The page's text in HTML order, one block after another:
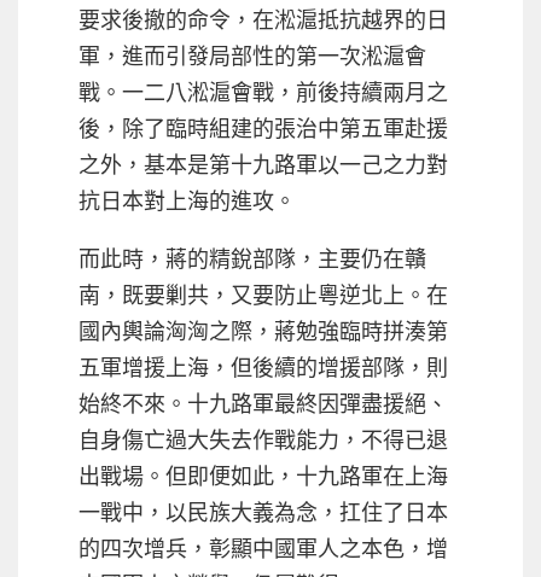
要求後撤的命令，在淞滬抵抗越界的日
軍，進而引發局部性的第一次淞滬會
戰。一二八淞滬會戰，前後持續兩月之
後，除了臨時組建的張治中第五軍赴援
之外，基本是第十九路軍以一己之力對
抗日本對上海的進攻。
而此時，蔣的精銳部隊，主要仍在贛
南，既要剿共，又要防止粵逆北上。在
國內輿論洶洶之際，蔣勉強臨時拼湊第
五軍增援上海，但後續的增援部隊，則
始終不來。十九路軍最終因彈盡援絕、
自身傷亡過大失去作戰能力，不得已退
出戰場。但即便如此，十九路軍在上海
一戰中，以民族大義為念，扛住了日本
的四次增兵，彰顯中國軍人之本色，增